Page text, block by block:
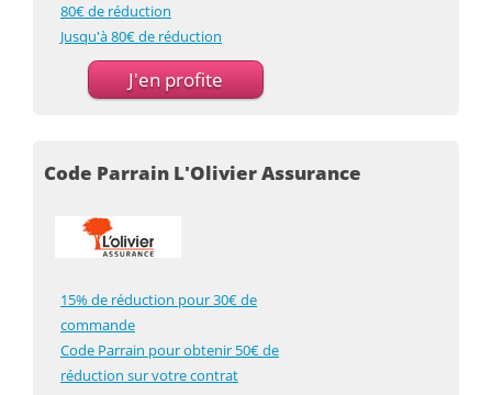
80€ de réduction
Jusqu'à 80€ de réduction
J'en profite
Code Parrain L'Olivier Assurance
15% de réduction pour 30€ de
commande
Code Parrain pour obtenir 50€ de
réduction sur votre contrat